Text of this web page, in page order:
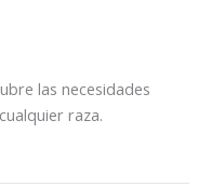
las necesidades
raza.